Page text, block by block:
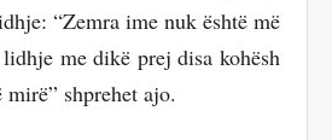
“Zemra ime nuk është më
me dikë prej disa kohësh
shprehet ajo.